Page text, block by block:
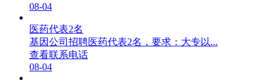
08-04
医药代表2名
基因公司招聘医药代表2名，要求：大专以...
查看联系电话
08-04